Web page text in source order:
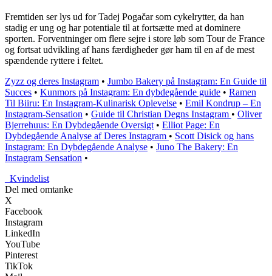
Fremtiden ser lys ud for Tadej Pogačar som cykelrytter, da han
stadig er ung og har potentiale til at fortsætte med at dominere
sporten. Forventninger om flere sejre i store løb som Tour de France
og fortsat udvikling af hans færdigheder gør ham til en af de mest
spændende ryttere i feltet.
Zyzz og deres Instagram • Jumbo Bakery på Instagram: En Guide til
Succes • Kunmors på Instagram: En dybdegående guide • Ramen
Til Biiru: En Instagram-Kulinarisk Oplevelse • Emil Kondrup – En
Instagram-Sensation • Guide til Christian Degns Instagram • Oliver
Bjerrehuus: En Dybdegående Oversigt • Elliot Page: En
Dybdegående Analyse af Deres Instagram • Scott Disick og hans
Instagram: En Dybdegående Analyse • Juno The Bakery: En
Instagram Sensation •
Kvindelist
Del med omtanke
X
Facebook
Instagram
LinkedIn
YouTube
Pinterest
TikTok